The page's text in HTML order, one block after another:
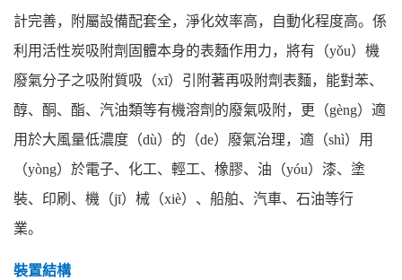
計完善，附屬設備配套全，淨化效率高，自動化程度高。係
利用活性炭吸附劑固體本身的表麵作用力，將有（yǒu）機
廢氣分子之吸附質吸（xī）引附著再吸附劑表麵，能對苯、
醇、酮、酯、汽油類等有機溶劑的廢氣吸附，更（gèng）適
用於大風量低濃度（dù）的（de）廢氣治理，適（shì）用
（yòng）於電子、化工、輕工、橡膠、油（yóu）漆、塗
裝、印刷、機（jī）械（xiè）、船舶、汽車、石油等行
業。
裝置結構